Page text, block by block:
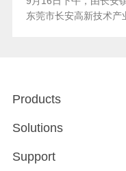
东莞市长安高新技术产
Products
Solutions
Support